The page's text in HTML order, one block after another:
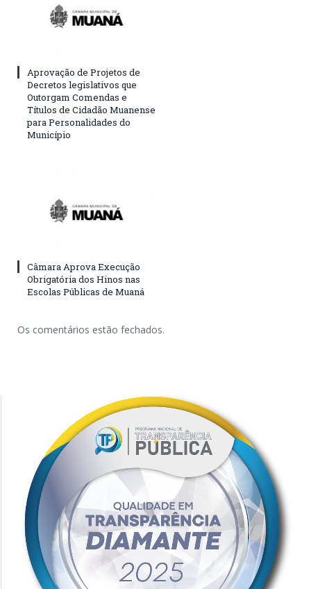
Aprovação de Projetos de
Decretos legislativos que
Outorgam Comendas e
Títulos de Cidadão Muanense
para Personalidades do
Município
Câmara Aprova Execução
Obrigatória dos Hinos nas
Escolas Públicas de Muaná
Os comentários estão fechados.